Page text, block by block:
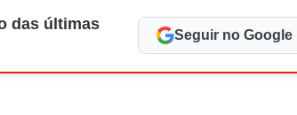
das últimas
Seguir no Google